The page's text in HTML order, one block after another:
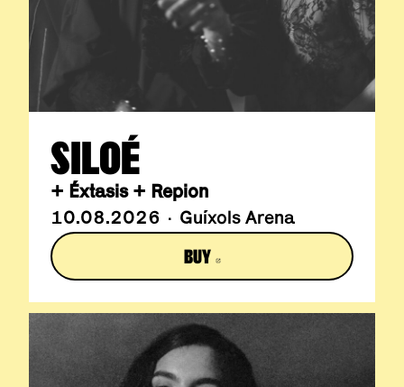
SILOÉ
+ Éxtasis + Repion
10.08.2026 · Guíxols Arena
BUY ABRE EN NUEVA VENTANA